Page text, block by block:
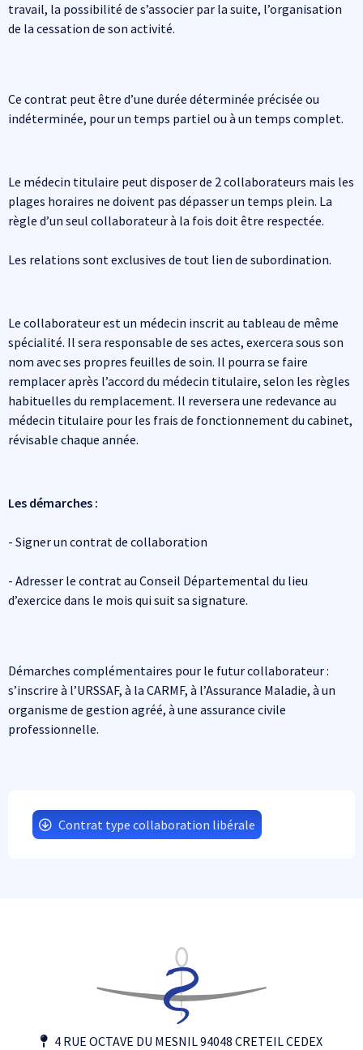
travail, la possibilité de s’associer par la suite, l’organisation
de la cessation de son activité.
Ce contrat peut être d’une durée déterminée précisée ou
indéterminée, pour un temps partiel ou à un temps complet.
Le médecin titulaire peut disposer de 2 collaborateurs mais les
plages horaires ne doivent pas dépasser un temps plein. La
règle d’un seul collaborateur à la fois doit être respectée.
Les relations sont exclusives de tout lien de subordination.
Le collaborateur est un médecin inscrit au tableau de même
spécialité. Il sera responsable de ses actes, exercera sous son
nom avec ses propres feuilles de soin. Il pourra se faire
remplacer après l’accord du médecin titulaire, selon les règles
habituelles du remplacement. Il reversera une redevance au
médecin titulaire pour les frais de fonctionnement du cabinet,
révisable chaque année.
Les démarches :
- Signer un contrat de collaboration
- Adresser le contrat au Conseil Départemental du lieu
d’exercice dans le mois qui suit sa signature.
Démarches complémentaires pour le futur collaborateur :
s’inscrire à l’URSSAF, à la CARMF, à l’Assurance Maladie, à un
organisme de gestion agréé, à une assurance civile
professionnelle.
Contrat type collaboration libérale
4 RUE OCTAVE DU MESNIL 94048 CRETEIL CEDEX